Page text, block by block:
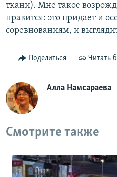
ткани). Мне такое
нравится: это придает и
соревнованиям, и
Поделиться Читать
Алла Намсараева
Смотрите также